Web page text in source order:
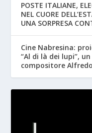
POSTE ITALIANE,
NEL CUORE
UNA SORPRESA
Cine Nabresina:
“Al di là dei lupi”,
compositore